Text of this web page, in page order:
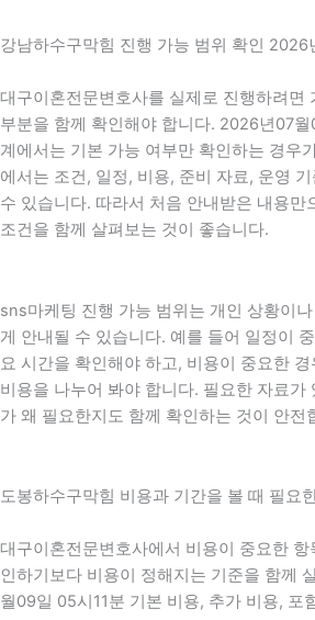
강남하수구막힘 진행 가능 범위 확인 2026
대구이혼전문변호사를 실제로 진행하려면
부분을 함께 확인해야 합니다. 2026년07
계에서는 기본 가능 여부만 확인하는 경우
에서는 조건, 일정, 비용, 준비 자료, 운영
수 있습니다. 따라서 처음 안내받은 내용만
조건을 함께 살펴보는 것이 좋습니다.
sns마케팅 진행 가능 범위는 개인 상황이
게 안내될 수 있습니다. 예를 들어 일정이
요 시간을 확인해야 하고, 비용이 중요한
비용을 나누어 봐야 합니다. 필요한 자료가
가 왜 필요한지도 함께 확인하는 것이 안전
도봉하수구막힘 비용과 기간을 볼 때 필요
대구이혼전문변호사에서 비용이 중요한
인하기보다 비용이 정해지는 기준을 함께
월09일 05시11분 기본 비용, 추가 비용, 포